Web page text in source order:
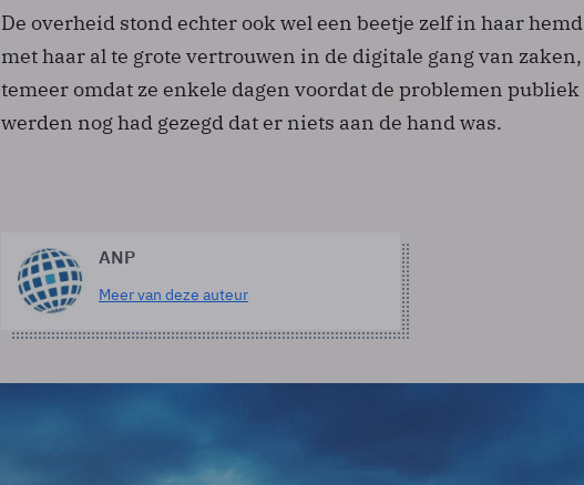
De overheid stond echter ook wel een beetje zelf in haar hemd
met haar al te grote vertrouwen in de digitale gang van zaken,
temeer omdat ze enkele dagen voordat de problemen publiek
werden nog had gezegd dat er niets aan de hand was.
ANP
Meer van deze auteur